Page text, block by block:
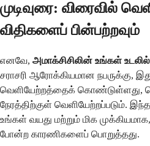
முடிவுரை: விரைவில்
விதிகளைப் பின்பற்றவும்
எனவே, அமாக்சிசிலின் உங்கள்
சராசரி ஆரோக்கியமான நபருக்கு,
வெளியேற்றத்தைக் கொண்டுள்ளது,
நேரத்திற்குள் வெளியேற்றப்படும்.
உங்கள் வயது மற்றும் மிக
போன்ற காரணிகளைப் பொறுத்தது.